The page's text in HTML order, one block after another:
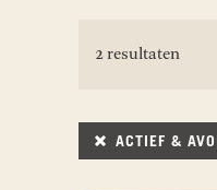
2 resultaten
ACTIEF &